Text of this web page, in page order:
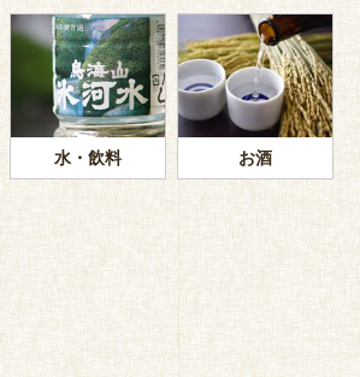
水・飲料 お酒